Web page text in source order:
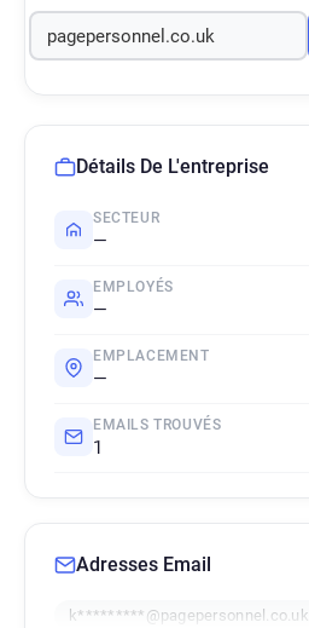
Détails De L'entreprise
SECTEUR
—
EMPLOYÉS
—
EMPLACEMENT
—
EMAILS TROUVÉS
1
Adresses Email
k*********@pagepersonnel.co.uk